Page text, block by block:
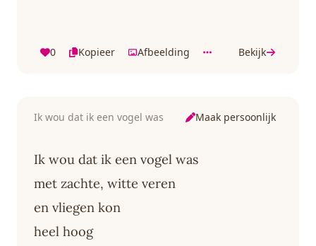
0 Kopieer Afbeelding Bekijk
Ik wou dat ik een vogel was Maak persoonlijk
Ik wou dat ik een vogel was
met zachte, witte veren
en vliegen kon
heel hoog